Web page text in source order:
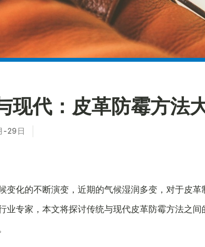
现代：皮革防霉方法
-29日
变化的不断演变，近期的气候湿润多变，对于皮
业专家，本文将探讨传统与现代皮革防霉方法之